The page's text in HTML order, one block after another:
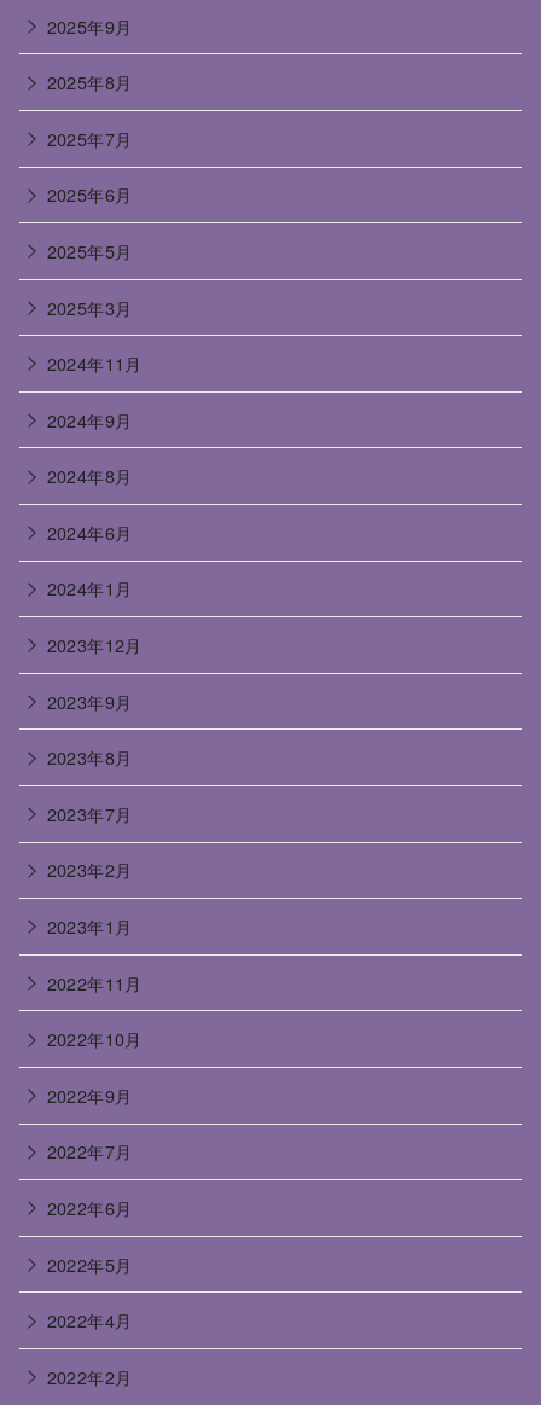
2025年9月
2025年8月
2025年7月
2025年6月
2025年5月
2025年3月
2024年11月
2024年9月
2024年8月
2024年6月
2024年1月
2023年12月
2023年9月
2023年8月
2023年7月
2023年2月
2023年1月
2022年11月
2022年10月
2022年9月
2022年7月
2022年6月
2022年5月
2022年4月
2022年2月